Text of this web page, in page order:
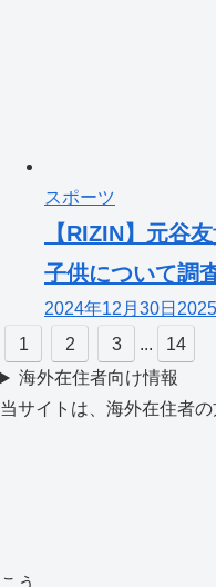
スポーツ
【RIZIN】元谷
子供について調
2024年12月30日
1
2 3 ...
14
海外在住者向け情報
当サイトは、海外在住者